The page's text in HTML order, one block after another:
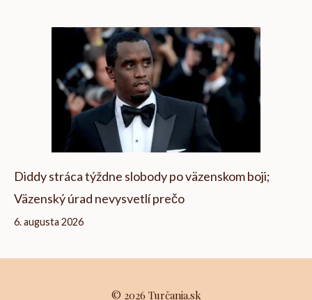
Diddy stráca týždne slobody po väzenskom boji;
Väzenský úrad nevysvetlí prečo
6. augusta 2026
© 2026 Turčania.sk